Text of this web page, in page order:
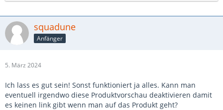
squadune
Anfänger
5. März 2024
Ich lass es gut sein! Sonst funktioniert ja alles. Kann man
eventuell irgendwo diese Produktvorschau deaktivieren damit
es keinen link gibt wenn man auf das Produkt geht?